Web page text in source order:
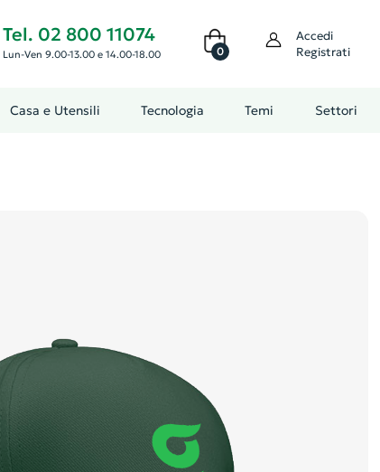
Tel. 02 800 11074
Lun-Ven 9.00-13.00 e 14.00-18.00 0
Accedi
Registrati
Casa e Utensili Tecnologia Temi Settori